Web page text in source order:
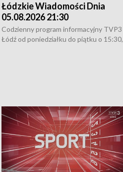
Łódzkie Wiadomości Dnia
05.08.2026 21:30
Codzienny program informacyjny TVP3
Łódź od poniedziałku do piątku o 15:30,